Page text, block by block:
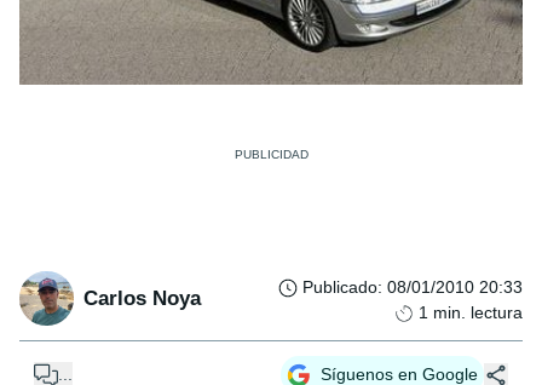
Carlos Noya Publicado: 08/01/2010 20:33
1 min. lectura
Síguenos en Google